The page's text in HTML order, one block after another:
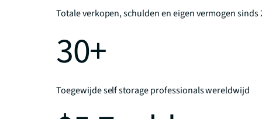
Totale verkopen, schulden en eigen vermogen sinds
30+
Toegewijde self storage professionals wereldwijd